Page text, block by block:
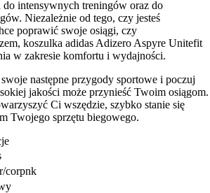
do intensywnych treningów oraz do
Niezależnie od tego, czy jesteś
poprawić swoje osiągi, czy
koszulka adidas Adizero Aspyre Unitefit
w zakresie komfortu i wydajności.
następne przygody sportowe i poczuj
jakości może przynieść Twoim osiągom.
Ci wszędzie, szybko stanie się
Twojego sprzętu biegowego.
corpnk